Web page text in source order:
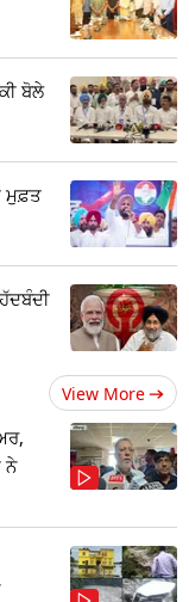
ਬੋਲੇ
ਮੁਫ਼ਤ
View More
ਨੇ